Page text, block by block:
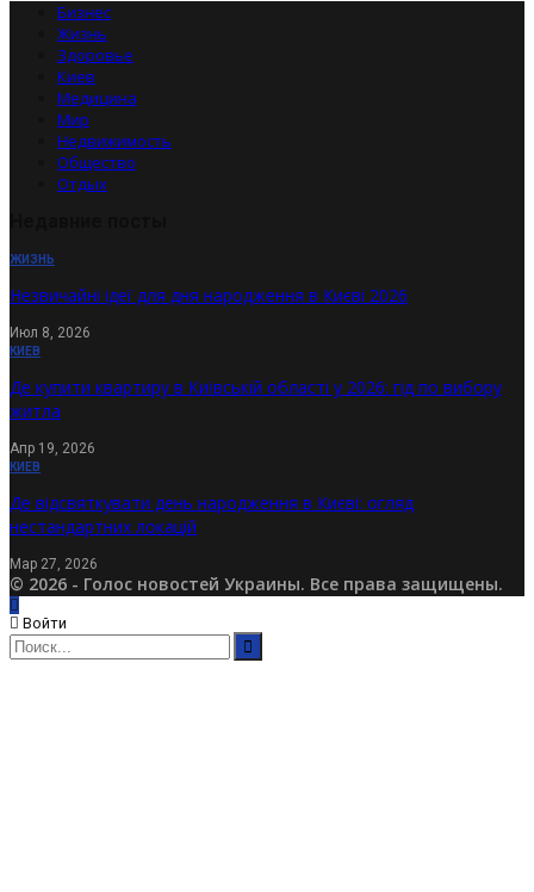
Бизнес
Жизнь
Здоровье
Киев
Медицина
Мир
Недвижимость
Общество
Отдых
ЖИЗНЬ
Незвичайні ідеї для дня народження в Києві 2026
Июл 8, 2026
КИЕВ
Де купити квартиру в Київській області у 2026: гід по вибору
житла
Апр 19, 2026
КИЕВ
Де відсвяткувати день народження в Києві: огляд
нестандартних локацій
Мар 27, 2026
© 2026 - Голос новостей Украины. Все права защищены.
Войти